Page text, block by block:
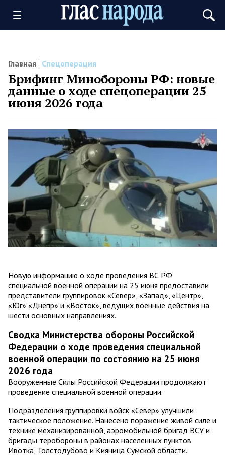
Главная Спецоперация
Брифинг Минобороны РФ: новые
данные о ходе спецоперации 25
июня 2026 года
Новую информацию о ходе проведения ВС РФ
специальной военной операции на 25 июня предоставили
представители группировок «Север», «Запад», «Центр»,
«Юг» «Днепр» и «Восток», ведущих военные действия на
шести основных направлениях.
Сводка Министерства обороны Российской
Федерации о ходе проведения специальной
военной операции по состоянию на 25 июня
2026 года
Вооруженные Силы Российской Федерации продолжают
проведение специальной военной операции.
Подразделения группировки войск «Север» улучшили
тактическое положение. Нанесено поражение живой силе и
технике механизированной, аэромобильной бригад ВСУ и
бригады теробороны в районах населенных пунктов
Ивотка, Толстодубово и Кияница Сумской области.